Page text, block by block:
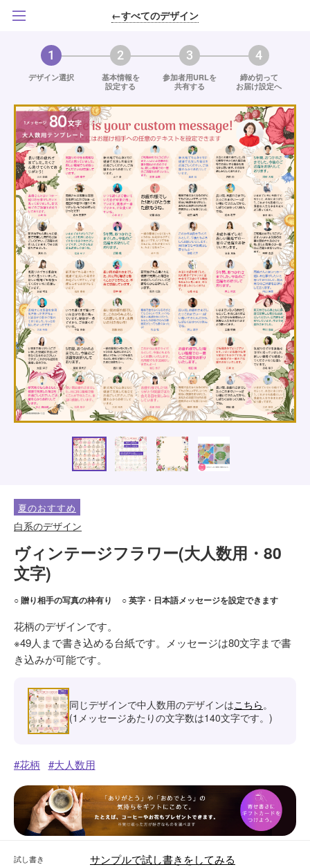
←すべてのデザイン
1
デザイン選択
2
基本情報を
設定する
3
参加者用URLを
共有する
4
締め切って
お届け設定へ
夏のおすすめ
白系のデザイン
ヴィンテージフラワー(大人数用・80
文字)
○ 贈り相手の写真の枠有り ○ 英字・日本語メッセージを設定できます
花柄のデザインです。
※49人まで書き込める台紙です。メッセージは80文字まで書
き込みが可能です。
同じデザインで中人数用のデザインはこちら 。
(1メッセージあたりの文字数は140文字です。)
花柄 大人数用
試し書き サンプルで試し書きをしてみる